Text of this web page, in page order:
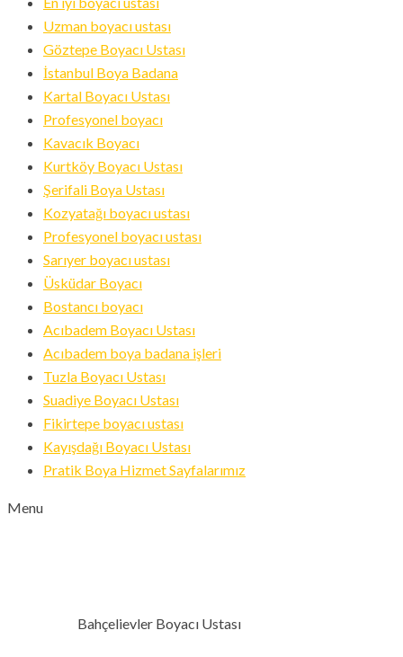
Uzman boyacı ustası
Göztepe Boyacı Ustası
İstanbul Boya Badana
Kartal Boyacı Ustası
Profesyonel boyacı
Kavacık Boyacı
Kurtköy Boyacı Ustası
Şerifali Boya Ustası
Kozyatağı boyacı ustası
Profesyonel boyacı ustası
Sarıyer boyacı ustası
Üsküdar Boyacı
Bostancı boyacı
Acıbadem Boyacı Ustası
Acıbadem boya badana işleri
Tuzla Boyacı Ustası
Suadiye Boyacı Ustası
Fikirtepe boyacı ustası
Kayışdağı Boyacı Ustası
Pratik Boya Hizmet Sayfalarımız
Menu
Bahçelievler Boyacı Ustası